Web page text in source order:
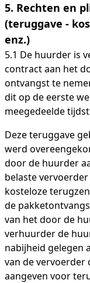
5. Rechten en
(teruggave -
enz.)
5.1 De huurder is
contract aan het
ontvangst te
dit op de eerste
meegedeelde
Deze teruggave
werd
door de huurder
belaste
kosteloze
de
van het door de
verhuurder de
nabijheid gelegen
van de
aangeven voor